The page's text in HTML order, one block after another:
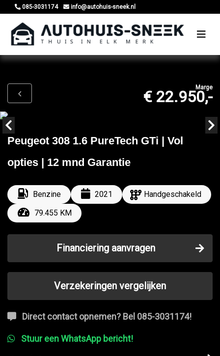
085-3031174 info@autohuis-sneek.nl
Marge
€ 22.950,-
Peugeot 308 1.6 PureTech GTi | Vol
opties | 12 mnd Garantie
Benzine 2021
Handgeschakeld
79.455 KM
Financiering aanvragen
Verzekeringen vergelijken
Direct contact opnemen? Bel 085-3031174!
Stuur een WhatsApp bericht!